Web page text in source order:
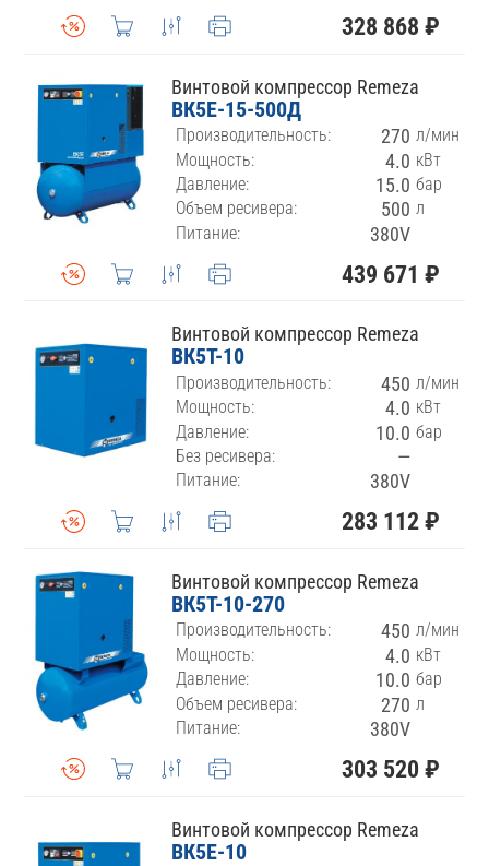
328 868 ₽
Винтовой компрессор Remeza
ВК5E-15-500Д
Производительность: 270 л/мин
Мощность:
4.0 кВт
Давление:
15.0 бар
Объем ресивера:
500 л
Питание:
380V
439 671 ₽
Винтовой компрессор Remeza
ВК5Т-10
Производительность: 450 л/мин
Мощность:
4.0 кВт
Давление:
10.0 бар
Без ресивера:
—
Питание: 380V
283 112 ₽
Винтовой компрессор Remeza
ВК5Т-10-270
Производительность: 450 л/мин
Мощность:
4.0 кВт
Давление:
10.0 бар
Объем ресивера:
270 л
Питание:
380V
303 520 ₽
Винтовой компрессор Remeza
ВК5E-10